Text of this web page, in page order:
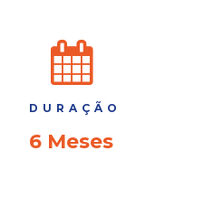
DURAÇÃO
6 Meses